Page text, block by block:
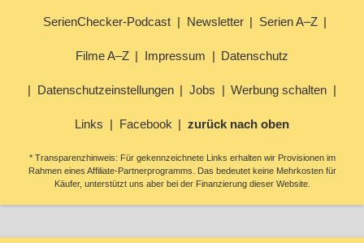
SerienChecker-Podcast Newsletter Serien A–Z
Filme A–Z Impressum Datenschutz
Datenschutzeinstellungen Jobs Werbung schalten
Links Facebook zurück nach oben
* Transparenzhinweis: Für gekennzeichnete Links erhalten wir Provisionen im
Rahmen eines Affiliate-Partnerprogramms. Das bedeutet keine Mehrkosten für
Käufer, unterstützt uns aber bei der Finanzierung dieser Website.